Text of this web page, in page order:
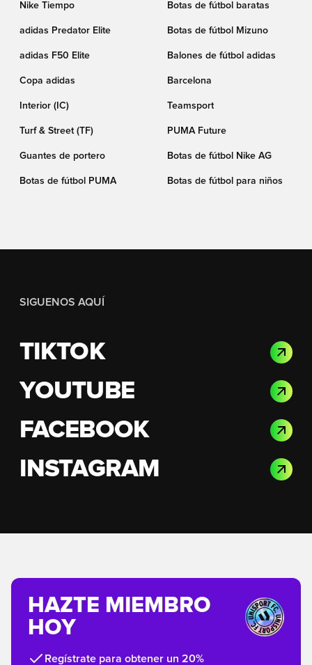
Nike Tiempo Botas de fútbol baratas
adidas Predator Elite Botas de fútbol Mizuno
adidas F50 Elite Balones de fútbol adidas
Copa adidas Barcelona
Interior (IC) Teamsport
Turf & Street (TF) PUMA Future
Guantes de portero Botas de fútbol Nike AG
Botas de fútbol PUMA Botas de fútbol para niños
SIGUENOS AQUÍ
TIKTOK
YOUTUBE
FACEBOOK
INSTAGRAM
HAZTE MIEMBRO
HOY
Regístrate para obtener un 20%